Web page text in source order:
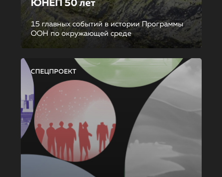
ЮНЕП 50 лет
15 главных событий в истории Программы
ООН по окружающей среде
СПЕЦПРОЕКТ